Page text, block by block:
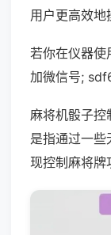
用户更高效地
若你在仪器使
加微信号;
麻将机骰子控
是指通过一些
现控制麻将牌